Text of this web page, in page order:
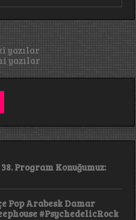
yazılar
yazılar
Program Konuğumuz:
Pop Arabesk Damar
#PsychedelicRock